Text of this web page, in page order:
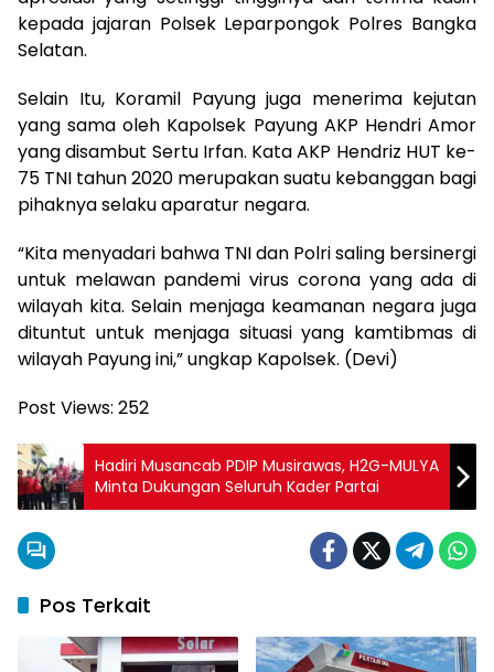
kepada jajaran Polsek Leparpongok Polres Bangka
Selatan.
Selain Itu, Koramil Payung juga menerima kejutan
yang sama oleh Kapolsek Payung AKP Hendri Amor
yang disambut Sertu Irfan. Kata AKP Hendriz HUT ke-
75 TNI tahun 2020 merupakan suatu kebanggan bagi
pihaknya selaku aparatur negara.
“Kita menyadari bahwa TNI dan Polri saling bersinergi
untuk melawan pandemi virus corona yang ada di
wilayah kita. Selain menjaga keamanan negara juga
dituntut untuk menjaga situasi yang kamtibmas di
wilayah Payung ini,” ungkap Kapolsek. (Devi)
Post Views: 252
Hadiri Musancab PDIP Musirawas, H2G-MULYA
Minta Dukungan Seluruh Kader Partai
Pos Terkait